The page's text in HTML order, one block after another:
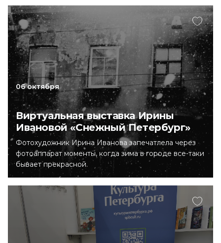
медиа-персонам юнкор портала «Культура
Петербурга».
06 октября
Виртуальная выставка Ирины
Ивановой «Снежный Петербург»
Фотохудожник Ирина Иванова запечатлела через
фотоаппарат моменты, когда зима в городе все-таки
бывает прекрасной.